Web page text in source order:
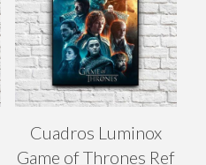
Cuadros Luminox
Game of Thrones Ref